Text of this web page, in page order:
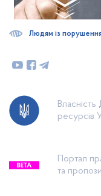
ресурсів
Портал
та
Людям із